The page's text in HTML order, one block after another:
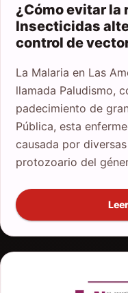
¿Cómo evitar la
Insecticidas
control de
La Malaria en Las
llamada Paludismo,
padecimiento de
Pública, esta
causada por
protozoario del